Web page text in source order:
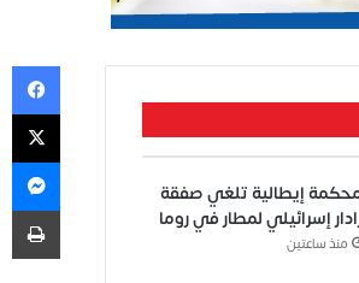
إيطالية تلغي صفقة
إسرائيلي لمطار في روما
منذ ساعتين
‫X